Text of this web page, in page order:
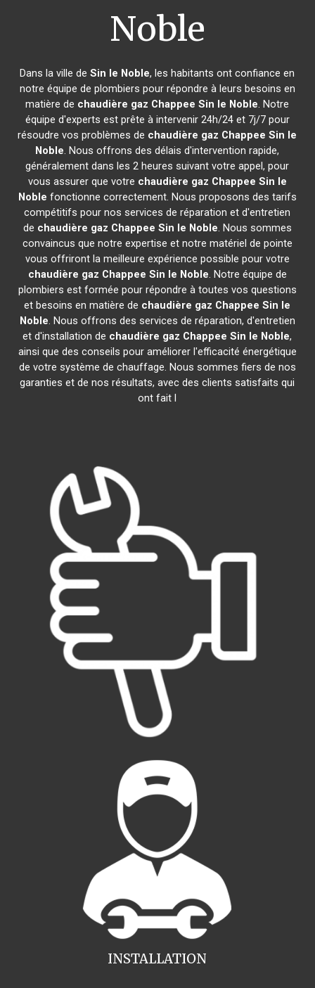
Noble
Dans la ville deSin le Noble, les habitants ont confiance en
notre équipe de plombiers pour répondre à leurs besoins en
matière de chaudière gaz Chappee Sin le Noble. Notre
équipe d'experts est prête à intervenir 24h/24 et 7j/7 pour
résoudre vos problèmes de chaudière gaz Chappee Sin le
Noble. Nous offrons des délais d'intervention rapide,
généralement dans les 2 heures suivant votre appel, pour
vous assurer que votre chaudière gaz Chappee Sin le
Noble fonctionne correctement. Nous proposons des tarifs
compétitifs pour nos services de réparation et d'entretien
de chaudière gaz Chappee Sin le Noble. Nous sommes
convaincus que notre expertise et notre matériel de pointe
vous offriront la meilleure expérience possible pour votre
chaudière gaz Chappee Sin le Noble. Notre équipe de
plombiers est formée pour répondre à toutes vos questions
et besoins en matière de chaudière gaz Chappee Sin le
Noble. Nous offrons des services de réparation, d'entretien
et d'installation de chaudière gaz Chappee Sin le Noble,
ainsi que des conseils pour améliorer l'efficacité énergétique
de votre système de chauffage. Nous sommes fiers de nos
garanties et de nos résultats, avec des clients satisfaits qui
ont fait l
INSTALLATION